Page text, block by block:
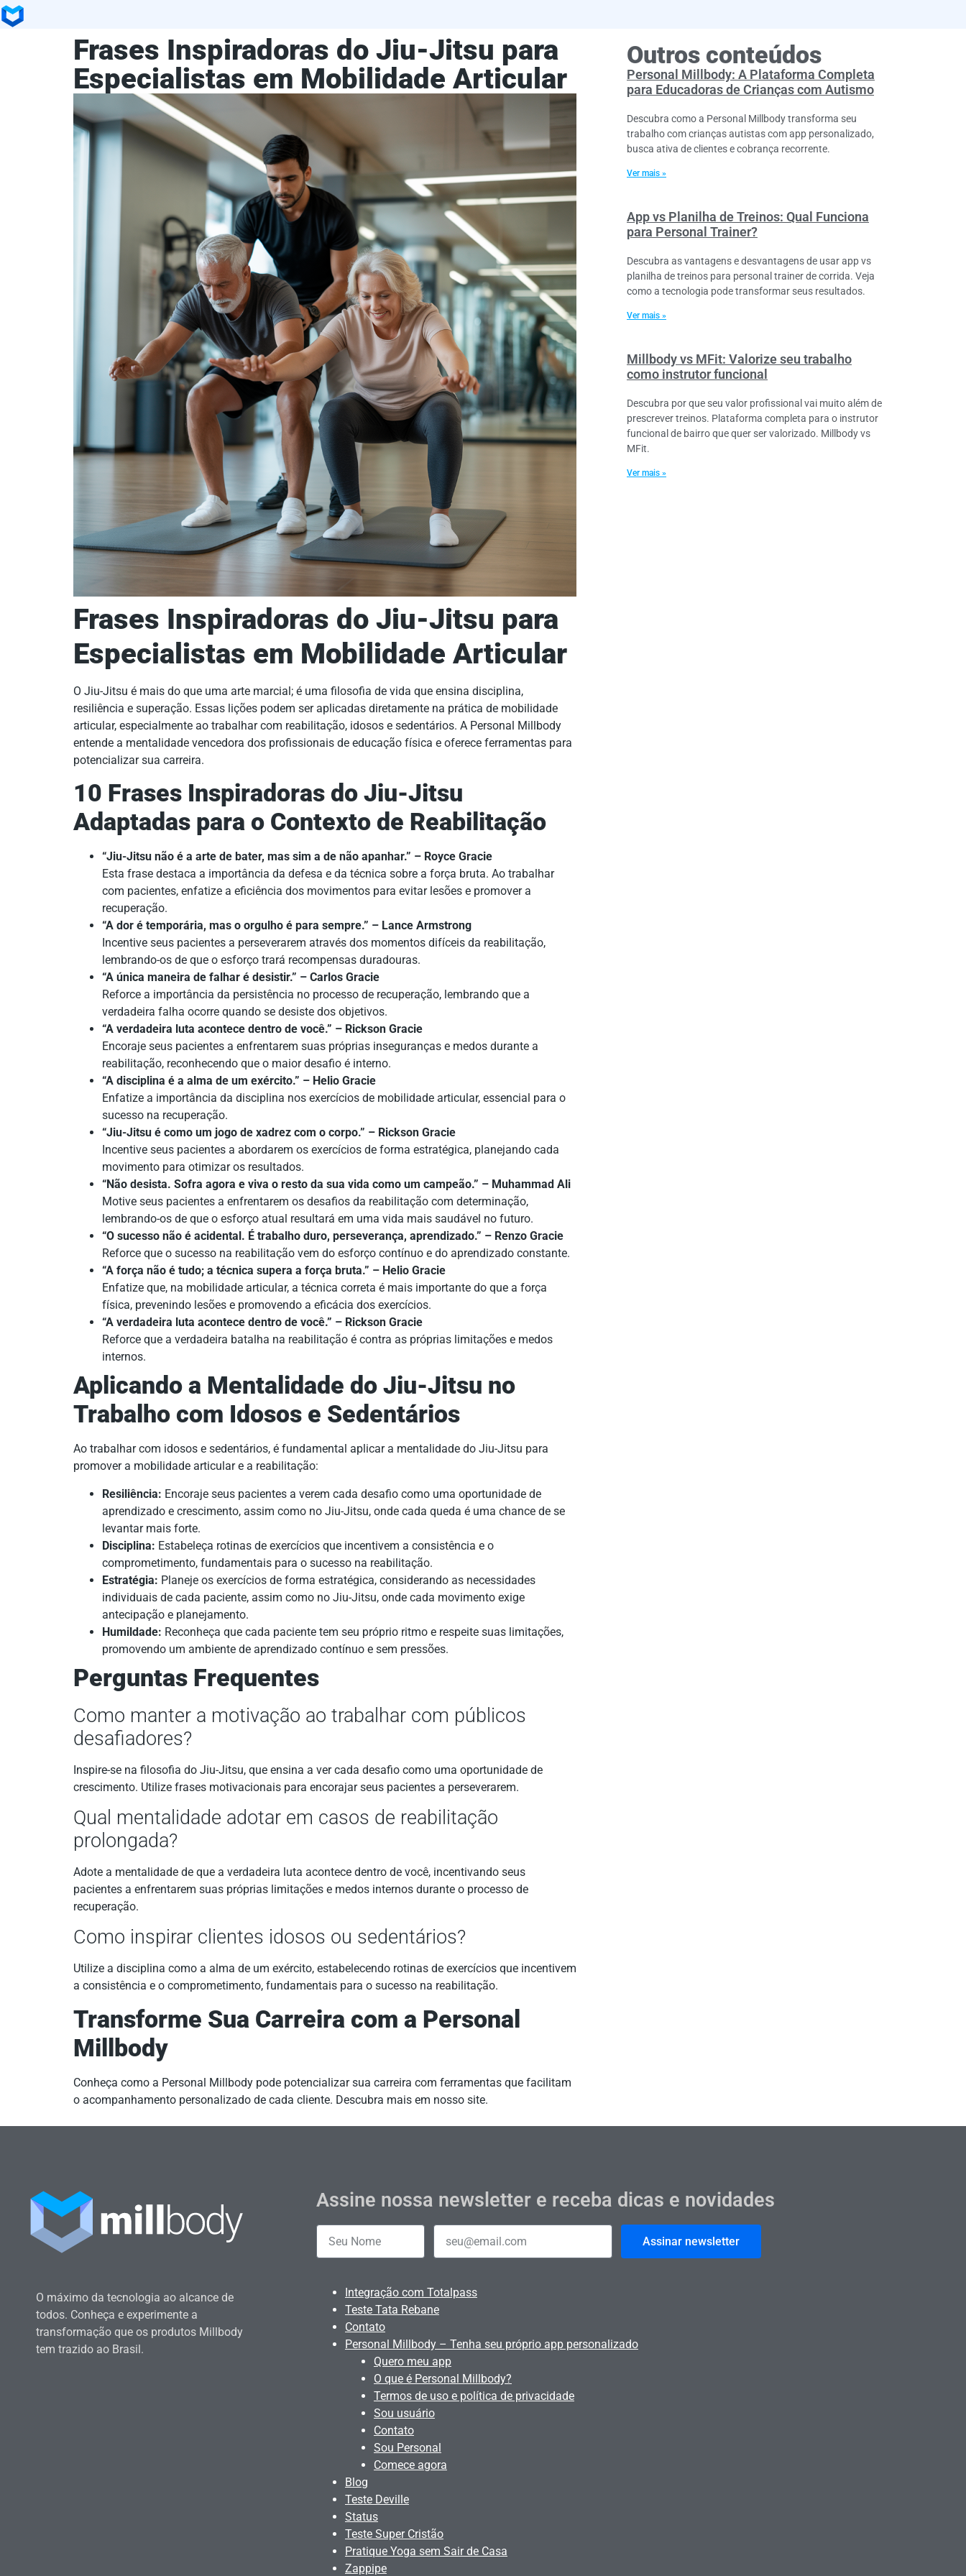
Frases Inspiradoras do Jiu-Jitsu para
Especialistas em Mobilidade Articular
Frases Inspiradoras do Jiu-Jitsu para
Especialistas em Mobilidade Articular
O Jiu-Jitsu é mais do que uma arte marcial; é uma filosofia de vida que ensina disciplina,
resiliência e superação. Essas lições podem ser aplicadas diretamente na prática de mobilidade
articular, especialmente ao trabalhar com reabilitação, idosos e sedentários. A Personal Millbody
entende a mentalidade vencedora dos profissionais de educação física e oferece ferramentas para
potencializar sua carreira.
10 Frases Inspiradoras do Jiu-Jitsu
Adaptadas para o Contexto de Reabilitação
“Jiu-Jitsu não é a arte de bater, mas sim a de não apanhar.” – Royce Gracie
Esta frase destaca a importância da defesa e da técnica sobre a força bruta. Ao trabalhar
com pacientes, enfatize a eficiência dos movimentos para evitar lesões e promover a
recuperação.
“A dor é temporária, mas o orgulho é para sempre.” – Lance Armstrong
Incentive seus pacientes a perseverarem através dos momentos difíceis da reabilitação,
lembrando-os de que o esforço trará recompensas duradouras.
“A única maneira de falhar é desistir.” – Carlos Gracie
Reforce a importância da persistência no processo de recuperação, lembrando que a
verdadeira falha ocorre quando se desiste dos objetivos.
“A verdadeira luta acontece dentro de você.” – Rickson Gracie
Encoraje seus pacientes a enfrentarem suas próprias inseguranças e medos durante a
reabilitação, reconhecendo que o maior desafio é interno.
“A disciplina é a alma de um exército.” – Helio Gracie
Enfatize a importância da disciplina nos exercícios de mobilidade articular, essencial para o
sucesso na recuperação.
“Jiu-Jitsu é como um jogo de xadrez com o corpo.” – Rickson Gracie
Incentive seus pacientes a abordarem os exercícios de forma estratégica, planejando cada
movimento para otimizar os resultados.
“Não desista. Sofra agora e viva o resto da sua vida como um campeão.” – Muhammad Ali
Motive seus pacientes a enfrentarem os desafios da reabilitação com determinação,
lembrando-os de que o esforço atual resultará em uma vida mais saudável no futuro.
“O sucesso não é acidental. É trabalho duro, perseverança, aprendizado.” – Renzo Gracie
Reforce que o sucesso na reabilitação vem do esforço contínuo e do aprendizado constante.
“A força não é tudo; a técnica supera a força bruta.” – Helio Gracie
Enfatize que, na mobilidade articular, a técnica correta é mais importante do que a força
física, prevenindo lesões e promovendo a eficácia dos exercícios.
“A verdadeira luta acontece dentro de você.” – Rickson Gracie
Reforce que a verdadeira batalha na reabilitação é contra as próprias limitações e medos
internos.
Aplicando a Mentalidade do Jiu-Jitsu no
Trabalho com Idosos e Sedentários
Ao trabalhar com idosos e sedentários, é fundamental aplicar a mentalidade do Jiu-Jitsu para
promover a mobilidade articular e a reabilitação:
Resiliência: Encoraje seus pacientes a verem cada desafio como uma oportunidade de
aprendizado e crescimento, assim como no Jiu-Jitsu, onde cada queda é uma chance de se
levantar mais forte.
Disciplina: Estabeleça rotinas de exercícios que incentivem a consistência e o
comprometimento, fundamentais para o sucesso na reabilitação.
Estratégia: Planeje os exercícios de forma estratégica, considerando as necessidades
individuais de cada paciente, assim como no Jiu-Jitsu, onde cada movimento exige
antecipação e planejamento.
Humildade: Reconheça que cada paciente tem seu próprio ritmo e respeite suas limitações,
promovendo um ambiente de aprendizado contínuo e sem pressões.
Perguntas Frequentes
Como manter a motivação ao trabalhar com públicos
desafiadores?
Inspire-se na filosofia do Jiu-Jitsu, que ensina a ver cada desafio como uma oportunidade de
crescimento. Utilize frases motivacionais para encorajar seus pacientes a perseverarem.
Qual mentalidade adotar em casos de reabilitação
prolongada?
Adote a mentalidade de que a verdadeira luta acontece dentro de você, incentivando seus
pacientes a enfrentarem suas próprias limitações e medos internos durante o processo de
recuperação.
Como inspirar clientes idosos ou sedentários?
Utilize a disciplina como a alma de um exército, estabelecendo rotinas de exercícios que incentivem
a consistência e o comprometimento, fundamentais para o sucesso na reabilitação.
Transforme Sua Carreira com a Personal
Millbody
Conheça como a Personal Millbody pode potencializar sua carreira com ferramentas que facilitam
o acompanhamento personalizado de cada cliente. Descubra mais em nosso site.
Outros conteúdos
Personal Millbody: A Plataforma Completa
para Educadoras de Crianças com Autismo
Descubra como a Personal Millbody transforma seu
trabalho com crianças autistas com app personalizado,
busca ativa de clientes e cobrança recorrente.
Ver mais »
App vs Planilha de Treinos: Qual Funciona
para Personal Trainer?
Descubra as vantagens e desvantagens de usar app vs
planilha de treinos para personal trainer de corrida. Veja
como a tecnologia pode transformar seus resultados.
Ver mais »
Millbody vs MFit: Valorize seu trabalho
como instrutor funcional
Descubra por que seu valor profissional vai muito além de
prescrever treinos. Plataforma completa para o instrutor
funcional de bairro que quer ser valorizado. Millbody vs
MFit.
Ver mais »
O máximo da tecnologia ao alcance de
todos. Conheça e experimente a
transformação que os produtos Millbody
tem trazido ao Brasil.
Assine nossa newsletter e receba dicas e novidades
Assinar newsletter
Integração com Totalpass
Teste Tata Rebane
Contato
Personal Millbody – Tenha seu próprio app personalizado
Quero meu app
O que é Personal Millbody?
Termos de uso e política de privacidade
Sou usuário
Contato
Sou Personal
Comece agora
Blog
Teste Deville
Status
Teste Super Cristão
Pratique Yoga sem Sair de Casa
Zappipe